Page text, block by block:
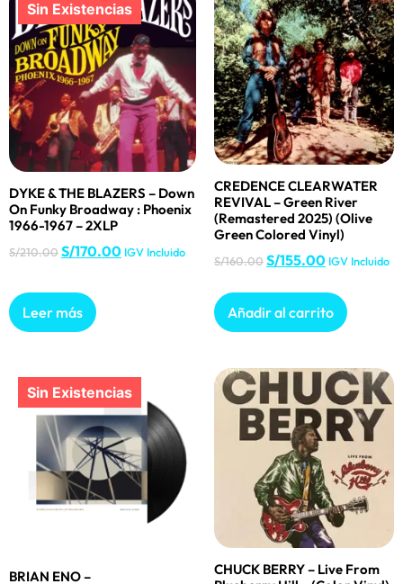
DYKE & THE BLAZERS – Down
On Funky Broadway : Phoenix
1966-1967 – 2XLP
S/210.00S/170.00 IGV Incluido
Leer más
CREDENCE CLEARWATER
REVIVAL – Green River
(Remastered 2025) (Olive
Green Colored Vinyl)
S/160.00S/155.00 IGV Incluido
Añadir al carrito
BRIAN ENO –
CHUCK BERRY – Live From